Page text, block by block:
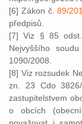
[6] Zákon č.89/
předpisů.
[7] Viz § 85
Nejvyššího
1090/2008.
[8] Viz rozsudek
zn. 23 Cdo
zastupitelstvem
o obcích